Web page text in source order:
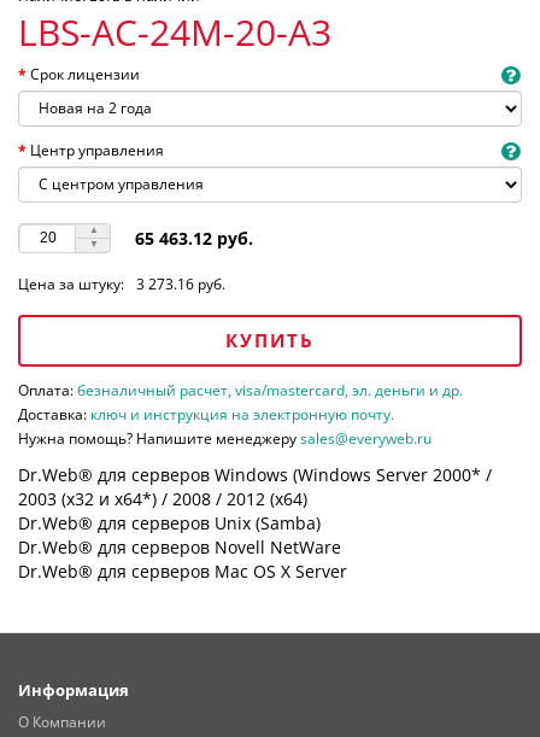
LBS-AC-24M-20-A3
Срок лицензии
Центр управления
65 463.12 руб.
Цена за штуку: 3 273.16 руб.
КУПИТЬ
Оплата:безналичный расчет, visa/mastercard, эл. деньги и др.
Доставка: ключ и инструкция на электронную почту.
Нужна помощь? Напишите менеджеруsales@everyweb.ru
Dr.Web® для серверов Windows (Windows Server 2000* /
2003 (х32 и х64*) / 2008 / 2012 (х64)
Dr.Web® для серверов Unix (Samba)
Dr.Web® для серверов Novell NetWare
Dr.Web® для серверов Mac OS X Server
Информация
О Компании